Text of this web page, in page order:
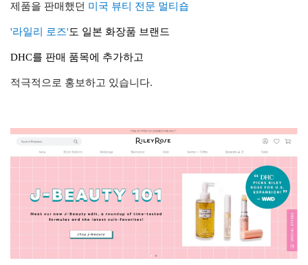
제품을 판매했던 미국 뷰티 전문 멀티숍
'라일리 로즈'도 일본 화장품 브랜드
DHC를 판매 품목에 추가하고
적극적으로 홍보하고 있습니다.